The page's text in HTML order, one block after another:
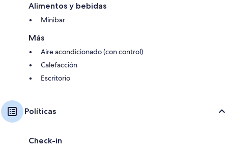
Alimentos y bebidas
Minibar
Más
Aire acondicionado (con control)
Calefacción
Escritorio
Políticas
Check-in